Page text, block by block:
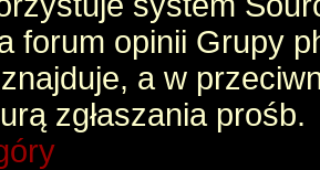
forum opinii Grupy
a w
zgłaszania prośb.